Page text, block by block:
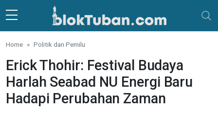
Skip to main content
Home Politik dan Pemilu
Erick Thohir: Festival Budaya
Harlah Seabad NU Energi Baru
Hadapi Perubahan Zaman